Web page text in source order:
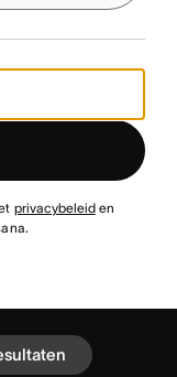
privacybeleiden